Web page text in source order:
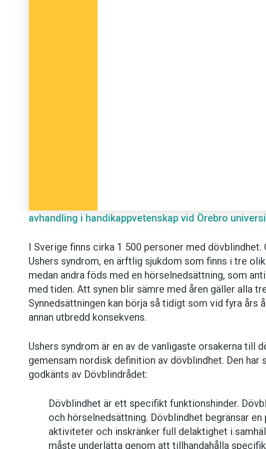
avhandling i handikappvetenskap vid Örebro
I Sverige finns cirka 1 500 personer med dövblindhet.
Ushers syndrom, en ärftlig sjukdom som finns i tre
medan andra föds med en hörselnedsättning, som
med tiden. Att synen blir sämre med åren gäller alla
Synnedsättningen kan börja så tidigt som vid fyra års
annan utbredd konsekvens.
Ushers syndrom är en av de vanligaste orsakerna till
gemensam nordisk definition av dövblindhet. Den har
godkänts av Dövblindrådet:
Dövblindhet är ett specifikt funktionshinder.
och hörselnedsättning. Dövblindhet begränsar
aktiviteter och inskränker full delaktighet i
måste underlätta genom att tillhandahålla